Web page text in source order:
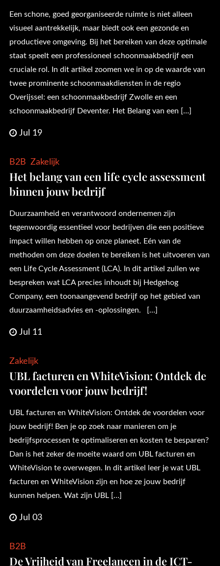
Een schone, goed georganiseerde ruimte is niet alleen
visueel aantrekkelijk, maar biedt ook een gezonde en
productieve omgeving. Bij het bereiken van deze optimale
staat speelt een professioneel schoonmaakbedrijf een
cruciale rol. In dit artikel zoomen we in op de waarde van
twee prominente schoonmaakdiensten in de regio
Overijssel: een schoonmaakbedrijf Zwolle en een
schoonmaakbedrijf Deventer. Het Belang van een […]
Jul 19
B2B Zakelijk
Het belang van een life cycle assessment
binnen jouw bedrijf
Duurzaamheid en verantwoord ondernemen zijn
tegenwoordig essentieel voor bedrijven die een positieve
impact willen hebben op onze planeet. Eén van de
methoden om deze doelen te bereiken is het uitvoeren van
een Life Cycle Assessment (LCA). In dit artikel zullen we
bespreken wat LCA precies inhoudt bij Hedgehog
Company, een toonaangevend bedrijf op het gebied van
duurzaamheidsadvies en -oplossingen. […]
Jul 11
Zakelijk
UBL facturen en WhiteVision: Ontdek de
voordelen voor jouw bedrijf!
UBL facturen en WhiteVision: Ontdek de voordelen voor
jouw bedrijf! Ben je op zoek naar manieren om je
bedrijfsprocessen te optimaliseren en kosten te besparen?
Dan is het zeker de moeite waard om UBL facturen en
WhiteVision te overwegen. In dit artikel leer je wat UBL
facturen en WhiteVision zijn en hoe ze jouw bedrijf
kunnen helpen. Wat zijn UBL […]
Jul 03
B2B
De Vrijheid van Freelancen in de ICT-